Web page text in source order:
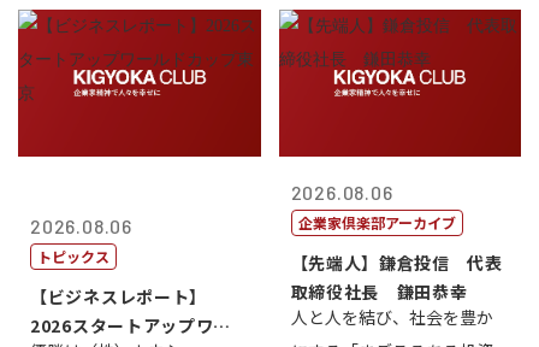
2026.08.06
トピックス
【ビジネスレポート】
2026スタートアップワー
2026.08.06
企業家倶楽部アーカイブ
【先端人】鎌倉投信 代表
取締役社長 鎌田恭幸
人と人を結び、社会を豊か